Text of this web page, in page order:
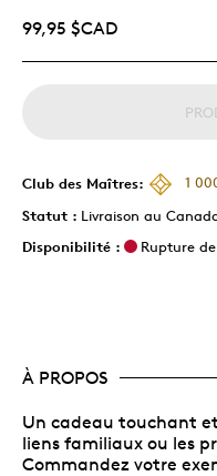
99,95 $CAD
Club des Maîtres:
1
Statut : Livraison au
Disponibilité :
Rupture
À PROPOS
Un cadeau touchant
liens familiaux ou les
Commandez votre